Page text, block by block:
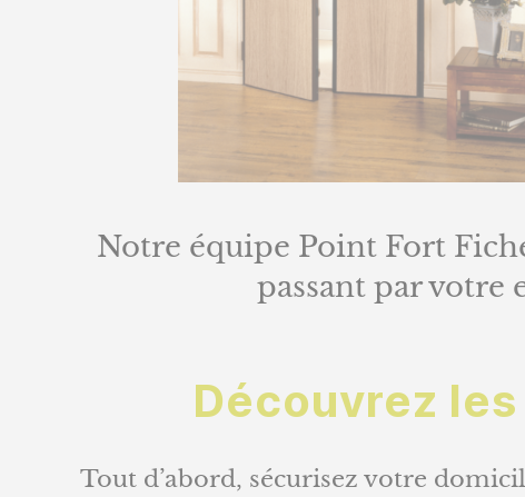
Notre équipe Point Fort
passant par votre
Découvrez
Tout d’abord, sécurisez votre